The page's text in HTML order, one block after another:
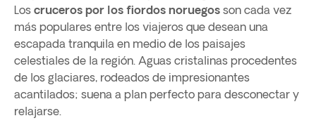
Los cruceros por los fiordos noruegos son cada vez
más populares entre los viajeros que desean una
escapada tranquila en medio de los paisajes
celestiales de la región. Aguas cristalinas procedentes
de los glaciares, rodeados de impresionantes
acantilados; suena a plan perfecto para desconectar y
relajarse.